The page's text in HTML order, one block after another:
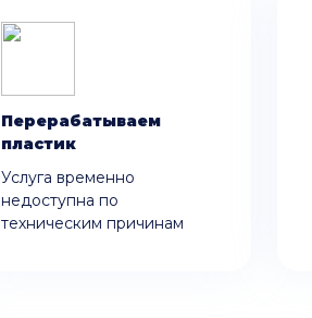
Перерабатываем
пластик
Услуга временно
недоступна по
техническим причинам